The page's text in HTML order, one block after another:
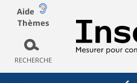
Aide
Thèmes
RECHERCHE